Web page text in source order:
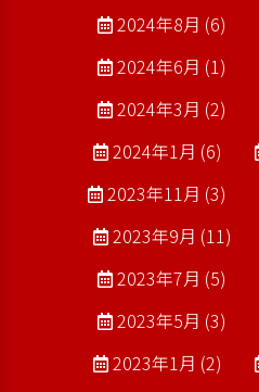
2024年8月 (6)
2024年6月 (1)
2024年3月 (2)
2024年1月 (6)
2023年11月 (3)
2023年9月 (11)
2023年7月 (5)
2023年5月 (3)
2023年1月 (2)